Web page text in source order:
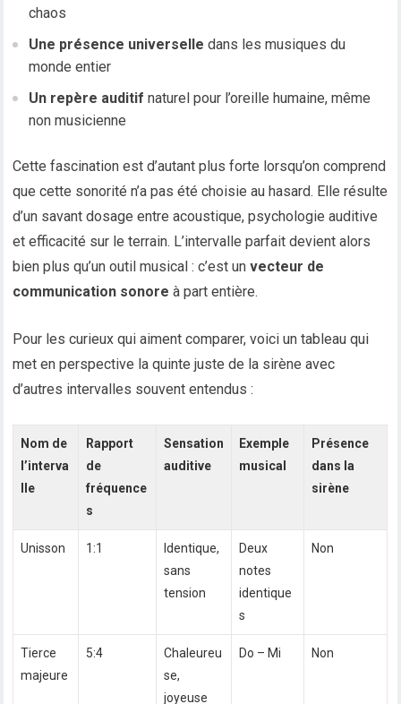
chaos
Une présence universelle dans les musiques du
monde entier
Un repère auditif naturel pour l’oreille humaine, même
non musicienne
Cette fascination est d’autant plus forte lorsqu’on comprend
que cette sonorité n’a pas été choisie au hasard. Elle résulte
d’un savant dosage entre acoustique, psychologie auditive
et efficacité sur le terrain. L’intervalle parfait devient alors
bien plus qu’un outil musical : c’est unvecteur de
communication sonore à part entière.
Pour les curieux qui aiment comparer, voici un tableau qui
met en perspective la quinte juste de la sirène avec
d’autres intervalles souvent entendus :
Nom de
l’interva
lle
Rapport
de
fréquence
s
Sensation
auditive
Exemple
musical
Présence
dans la
sirène
Unisson 1:1
Identique,
sans
tension
Deux
notes
identique
s
Non
Tierce
majeure
5:4
Chaleureu
se,
joyeuse
Do – Mi Non